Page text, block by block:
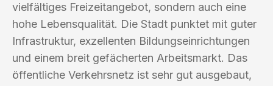
vielfältiges Freizeitangebot, sondern auch eine
hohe Lebensqualität. Die Stadt punktet mit guter
Infrastruktur, exzellenten Bildungseinrichtungen
und einem breit gefächerten Arbeitsmarkt. Das
öffentliche Verkehrsnetz ist sehr gut ausgebaut,